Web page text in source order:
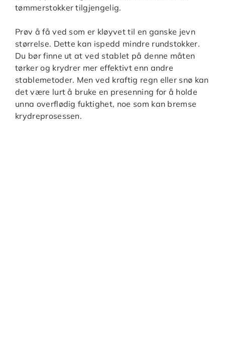
tømmerstokker tilgjengelig.
Prøv å få ved som er kløyvet til en ganske jevn
størrelse. Dette kan ispedd mindre rundstokker.
Du bør finne ut at ved stablet på denne måten
tørker og krydrer mer effektivt enn andre
stablemetoder. Men ved kraftig regn eller snø kan
det være lurt å bruke en presenning for å holde
unna overflødig fuktighet, noe som kan bremse
krydreprosessen.